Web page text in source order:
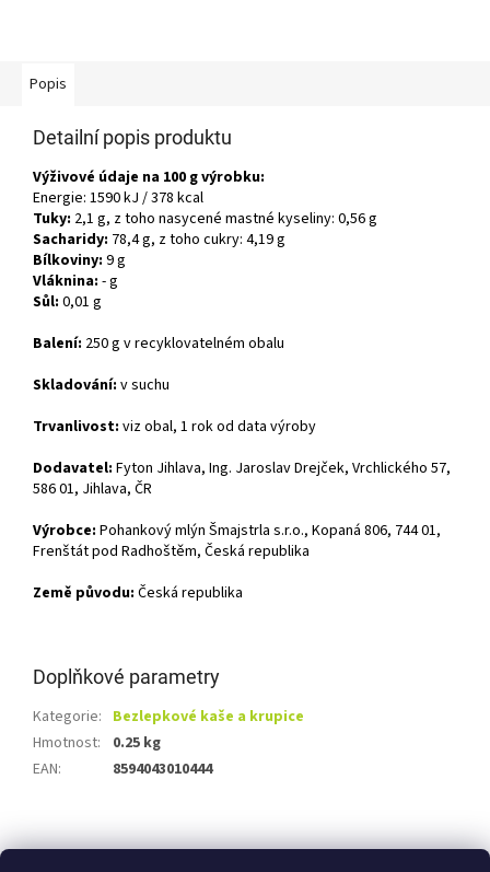
Popis
Detailní popis produktu
Výživové údaje na 100 g výrobku:
Energie: 1590 kJ / 378 kcal
Tuky: 2,1 g, z toho nasycené mastné kyseliny: 0,56 g
Sacharidy: 78,4 g, z toho cukry: 4,19 g
Bílkoviny: 9 g
Vláknina: - g
Sůl: 0,01 g
Balení: 250 g v recyklovatelném obalu
Skladování: v suchu
Trvanlivost: viz obal, 1 rok od data výroby
Dodavatel: Fyton Jihlava, Ing. Jaroslav Drejček, Vrchlického 57,
586 01, Jihlava, ČR
Výrobce: Pohankový mlýn Šmajstrla s.r.o., Kopaná 806, 744 01,
Frenštát pod Radhoštěm, Česká republika
Země původu: Česká republika
Doplňkové parametry
Kategorie: Bezlepkové kaše a krupice
Hmotnost:
0.25 kg
EAN: 8594043010444
á